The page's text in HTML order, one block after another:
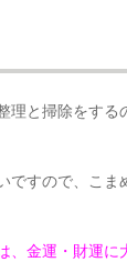
理と掃除をする
ですので、こま
、金運・財運に